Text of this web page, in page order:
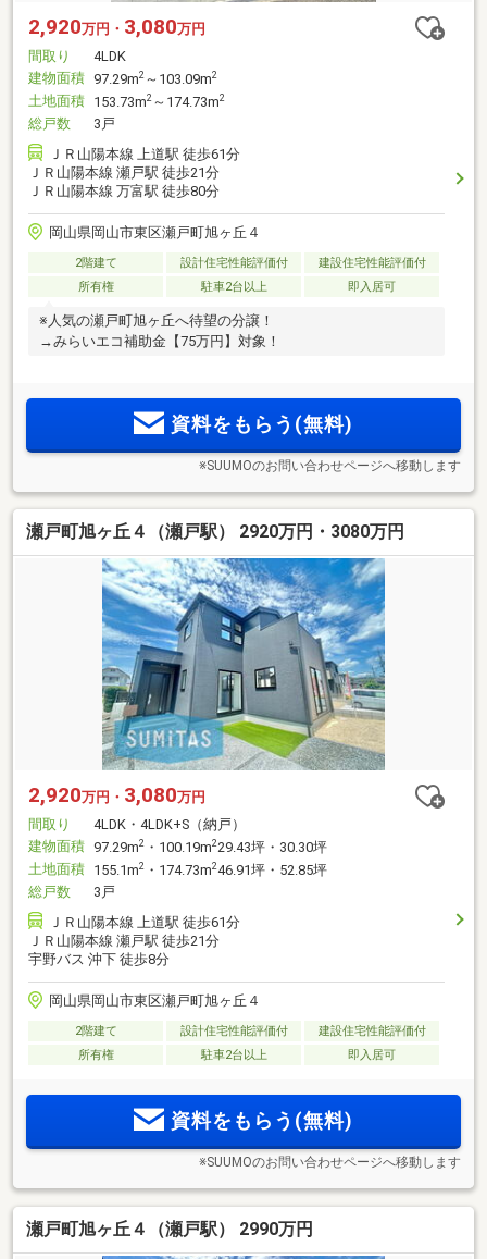
2,920万円・ 3,080万円
間取り
4LDK
建物面積 97.29m2 ～103.09m2
土地面積 153.73m2 ～174.73m2
総戸数
3戸
ＪＲ山陽本線 上道駅 徒歩61分
ＪＲ山陽本線 瀬戸駅 徒歩21分
ＪＲ山陽本線 万富駅 徒歩80分
岡山県岡山市東区瀬戸町旭ヶ丘４
2階建て 設計住宅性能評価付
建設住宅性能評価付
所有権
駐車2台以上 即入居可
※人気の瀬戸町旭ヶ丘へ待望の分譲！
→みらいエコ補助金【75万円】対象！
資料をもらう(無料)
※SUUMOのお問い合わせページへ移動します
瀬戸町旭ヶ丘４（瀬戸駅） 2920万円・3080万円
2,920万円・ 3,080万円
間取り
4LDK・4LDK+S（納戸）
建物面積 97.29m2 ・100.19m229.43坪・30.30坪
土地面積 155.1m2 ・174.73m246.91坪・52.85坪
総戸数
3戸
ＪＲ山陽本線 上道駅 徒歩61分
ＪＲ山陽本線 瀬戸駅 徒歩21分
宇野バス 沖下 徒歩8分
岡山県岡山市東区瀬戸町旭ヶ丘４
2階建て 設計住宅性能評価付
建設住宅性能評価付
所有権
駐車2台以上 即入居可
資料をもらう(無料)
※SUUMOのお問い合わせページへ移動します
瀬戸町旭ヶ丘４（瀬戸駅） 2990万円